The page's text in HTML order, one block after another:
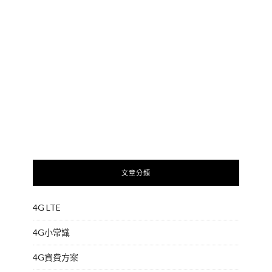
文章分類
4G LTE
4G小常識
4G資費方案